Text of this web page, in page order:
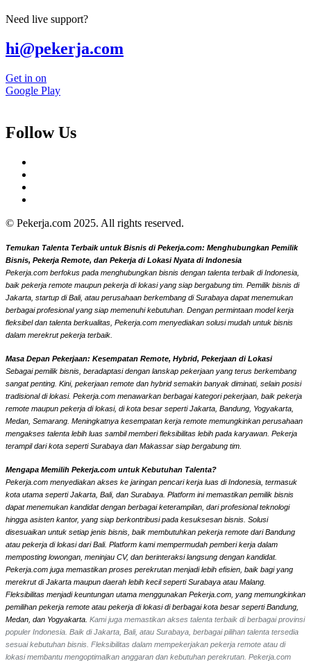
Need live support?
hi@pekerja.com
Get in on
Google Play
Follow Us
© Pekerja.com 2025. All rights reserved.
Temukan Talenta Terbaik untuk Bisnis di Pekerja.com: Menghubungkan Pemilik
Bisnis, Pekerja Remote, dan Pekerja di Lokasi Nyata di Indonesia
Pekerja.com berfokus pada menghubungkan bisnis dengan talenta terbaik di Indonesia,
baik pekerja remote maupun pekerja di lokasi yang siap bergabung tim. Pemilik bisnis di
Jakarta, startup di Bali, atau perusahaan berkembang di Surabaya dapat menemukan
berbagai profesional yang siap memenuhi kebutuhan. Dengan permintaan model kerja
fleksibel dan talenta berkualitas, Pekerja.com menyediakan solusi mudah untuk bisnis
dalam merekrut pekerja terbaik.
Masa Depan Pekerjaan: Kesempatan Remote, Hybrid, Pekerjaan di Lokasi
Sebagai pemilik bisnis, beradaptasi dengan lanskap pekerjaan yang terus berkembang
sangat penting. Kini, pekerjaan remote dan hybrid semakin banyak diminati, selain posisi
tradisional di lokasi. Pekerja.com menawarkan berbagai kategori pekerjaan, baik pekerja
remote maupun pekerja di lokasi, di kota besar seperti Jakarta, Bandung, Yogyakarta,
Medan, Semarang. Meningkatnya kesempatan kerja remote memungkinkan perusahaan
mengakses talenta lebih luas sambil memberi fleksibilitas lebih pada karyawan. Pekerja
terampil dari kota seperti Surabaya dan Makassar siap bergabung tim.
Mengapa Memilih Pekerja.com untuk Kebutuhan Talenta?
Pekerja.com menyediakan akses ke jaringan pencari kerja luas di Indonesia, termasuk
kota utama seperti Jakarta, Bali, dan Surabaya. Platform ini memastikan pemilik bisnis
dapat menemukan kandidat dengan berbagai keterampilan, dari profesional teknologi
hingga asisten kantor, yang siap berkontribusi pada kesuksesan bisnis. Solusi
disesuaikan untuk setiap jenis bisnis, baik membutuhkan pekerja remote dari Bandung
atau pekerja di lokasi dari Bali. Platform kami mempermudah pemberi kerja dalam
memposting lowongan, meninjau CV, dan berinteraksi langsung dengan kandidat.
Pekerja.com juga memastikan proses perekrutan menjadi lebih efisien, baik bagi yang
merekrut di Jakarta maupun daerah lebih kecil seperti Surabaya atau Malang.
Fleksibilitas menjadi keuntungan utama menggunakan Pekerja.com, yang memungkinkan
pemilihan pekerja remote atau pekerja di lokasi di berbagai kota besar seperti Bandung,
Medan, dan Yogyakarta. Kami juga memastikan akses talenta terbaik di berbagai provinsi
populer Indonesia. Baik di Jakarta, Bali, atau Surabaya, berbagai pilihan talenta tersedia
sesuai kebutuhan bisnis. Fleksibilitas dalam mempekerjakan pekerja remote atau di
lokasi membantu mengoptimalkan anggaran dan kebutuhan perekrutan. Pekerja.com